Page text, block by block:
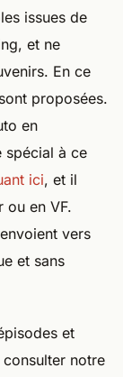
issues de
et ne
En ce
proposées.
en
spécial à ce
ici, et il
ou en VF.
vers
et sans
et
notre